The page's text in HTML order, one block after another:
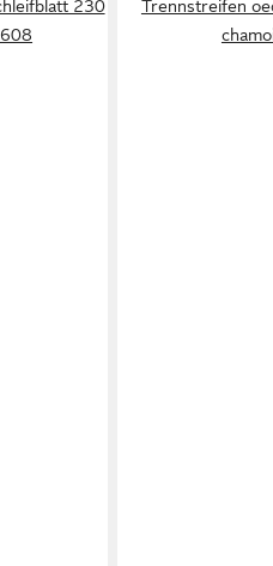
230
Trennstreifen